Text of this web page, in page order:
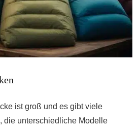
ist groß und es gibt viele
die unterschiedliche Modelle